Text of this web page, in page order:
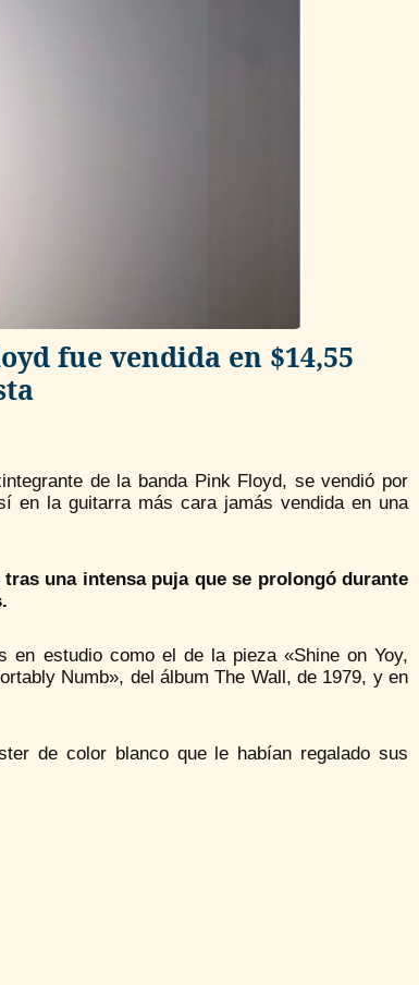
fue vendida en $14,55
de la banda Pink Floyd, se vendió por
en la guitarra más cara jamás vendida en una
una intensa puja que se prolongó durante
en estudio como el de la pieza «Shine on Yoy,
Numb», del álbum The Wall, de 1979, y en
de color blanco que le habían regalado sus